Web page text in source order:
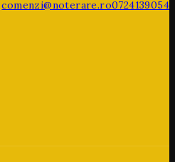
comenzi@noterare.ro0724139054